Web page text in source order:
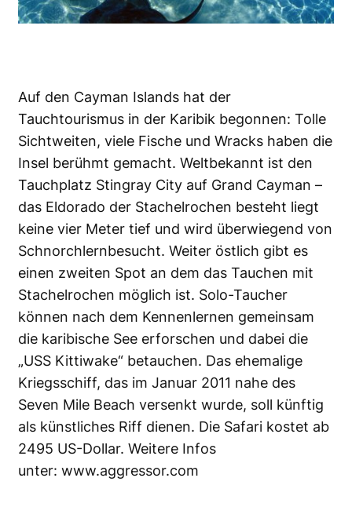
Auf den Cayman Islands hat der
Tauchtourismus in der Karibik begonnen: Tolle
Sichtweiten, viele Fische und Wracks haben die
Insel berühmt gemacht. Weltbekannt ist den
Tauchplatz Stingray City auf Grand Cayman –
das Eldorado der Stachelrochen besteht liegt
keine vier Meter tief und wird überwiegend von
Schnorchlernbesucht. Weiter östlich gibt es
einen zweiten Spot an dem das Tauchen mit
Stachelrochen möglich ist. Solo-Taucher
können nach dem Kennenlernen gemeinsam
die karibische See erforschen und dabei die
„USS Kittiwake“ betauchen. Das ehemalige
Kriegsschiff, das im Januar 2011 nahe des
Seven Mile Beach versenkt wurde, soll künftig
als künstliches Riff dienen. Die Safari kostet ab
2495 US-Dollar. Weitere Infos
unter: www.aggressor.com